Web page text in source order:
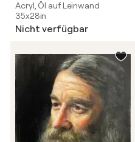
Acryl, Öl auf Leinwand
35x28in
Nicht verfügbar